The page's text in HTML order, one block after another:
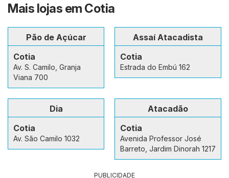
Mais lojas em Cotia
Pão de Açúcar
Cotia
Av. S. Camilo, Granja
Viana 700
Assaí Atacadista
Cotia
Estrada do Embú 162
Dia
Cotia
Av. São Camilo 1032
Atacadão
Cotia
Avenida Professor José
Barreto, Jardim Dinorah 1217
PUBLICIDADE